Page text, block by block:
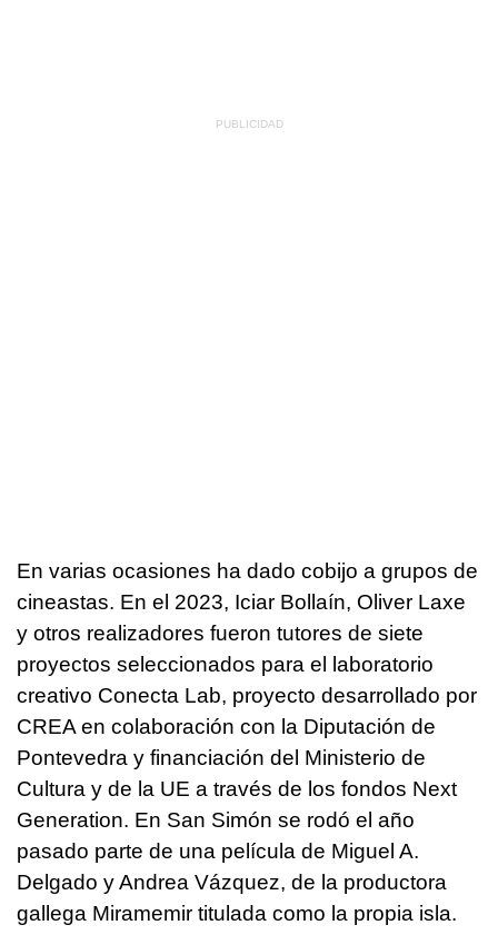
En varias ocasiones ha dado cobijo a grupos de
cineastas. En el 2023, Iciar Bollaín, Oliver Laxe
y otros realizadores fueron tutores de siete
proyectos seleccionados para el laboratorio
creativo Conecta Lab, proyecto desarrollado por
CREA en colaboración con la Diputación de
Pontevedra y financiación del Ministerio de
Cultura y de la UE a través de los fondos Next
Generation. En San Simón se rodó el año
pasado parte de una película de Miguel A.
Delgado y Andrea Vázquez, de la productora
gallega Miramemir titulada como la propia isla.